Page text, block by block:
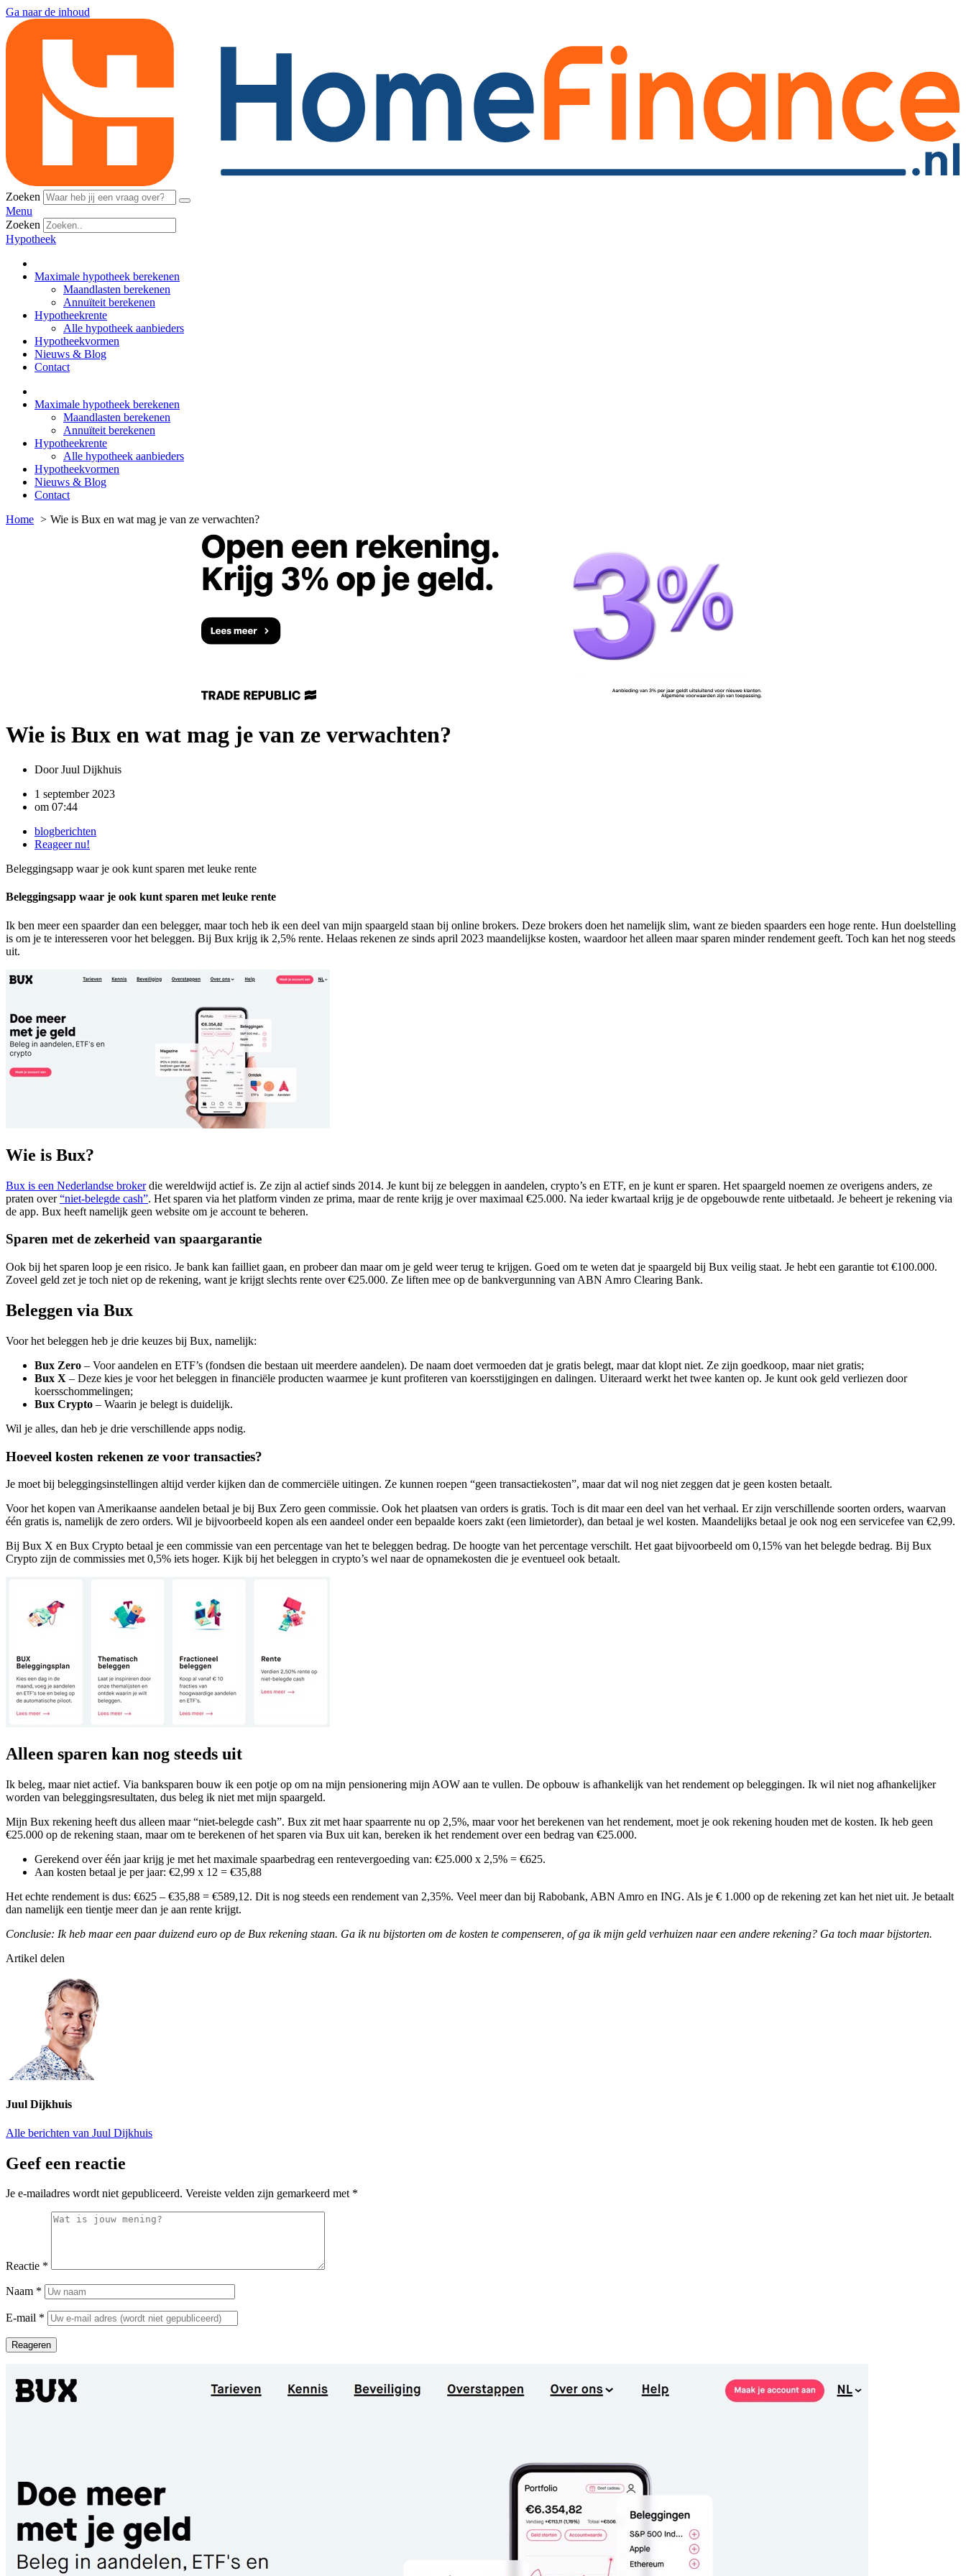
Ga naar de inhoud
Zoeken
Menu
Zoeken
Hypotheek
Maximale hypotheek berekenen
Maandlasten berekenen
Annuïteit berekenen
Hypotheekrente
Alle hypotheek aanbieders
Hypotheekvormen
Nieuws & Blog
Contact
Maximale hypotheek berekenen
Maandlasten berekenen
Annuïteit berekenen
Hypotheekrente
Alle hypotheek aanbieders
Hypotheekvormen
Nieuws & Blog
Contact
Home
Wie is Bux en wat mag je van ze verwachten?
Wie is Bux en wat mag je van ze verwachten?
DoorJuul Dijkhuis
1 september 2023
om 07:44
blogberichten
Reageer nu!
Beleggingsapp waar je ook kunt sparen met leuke rente
Beleggingsapp waar je ook kunt sparen met leuke rente
Ik ben meer een spaarder dan een belegger, maar toch heb ik een deel van mijn spaargeld staan bij online brokers. Deze brokers doen het namelijk slim, want ze bieden spaarders een hoge rente. Hun doelstelling
is om je te interesseren voor het beleggen. Bij Bux krijg ik 2,5% rente. Helaas rekenen ze sinds april 2023 maandelijkse kosten, waardoor het alleen maar sparen minder rendement geeft. Toch kan het nog steeds
uit.
Wie is Bux?
Bux is een Nederlandse brokerdie wereldwijd actief is. Ze zijn al actief sinds 2014. Je kunt bij ze beleggen in aandelen, crypto’s en ETF, en je kunt er sparen. Het spaargeld noemen ze overigens anders, ze
praten over“niet-belegde cash”. Het sparen via het platform vinden ze prima, maar de rente krijg je over maximaal €25.000. Na ieder kwartaal krijg je de opgebouwde rente uitbetaald. Je beheert je rekening via
de app. Bux heeft namelijk geen website om je account te beheren.
Sparen met de zekerheid van spaargarantie
Ook bij het sparen loop je een risico. Je bank kan failliet gaan, en probeer dan maar om je geld weer terug te krijgen. Goed om te weten dat je spaargeld bij Bux veilig staat. Je hebt een garantie tot €100.000.
Zoveel geld zet je toch niet op de rekening, want je krijgt slechts rente over €25.000. Ze liften mee op de bankvergunning van ABN Amro Clearing Bank.
Beleggen via Bux
Voor het beleggen heb je drie keuzes bij Bux, namelijk:
Bux Zero – Voor aandelen en ETF’s (fondsen die bestaan uit meerdere aandelen). De naam doet vermoeden dat je gratis belegt, maar dat klopt niet. Ze zijn goedkoop, maar niet gratis;
Bux X – Deze kies je voor het beleggen in financiële producten waarmee je kunt profiteren van koersstijgingen en dalingen. Uiteraard werkt het twee kanten op. Je kunt ook geld verliezen door
koersschommelingen;
Bux Crypto – Waarin je belegt is duidelijk.
Wil je alles, dan heb je drie verschillende apps nodig.
Hoeveel kosten rekenen ze voor transacties?
Je moet bij beleggingsinstellingen altijd verder kijken dan de commerciële uitingen. Ze kunnen roepen “geen transactiekosten”, maar dat wil nog niet zeggen dat je geen kosten betaalt.
Voor het kopen van Amerikaanse aandelen betaal je bij Bux Zero geen commissie. Ook het plaatsen van orders is gratis. Toch is dit maar een deel van het verhaal. Er zijn verschillende soorten orders, waarvan
één gratis is, namelijk de zero orders. Wil je bijvoorbeeld kopen als een aandeel onder een bepaalde koers zakt (een limietorder), dan betaal je wel kosten. Maandelijks betaal je ook nog een servicefee van €2,99.
Bij Bux X en Bux Crypto betaal je een commissie van een percentage van het te beleggen bedrag. De hoogte van het percentage verschilt. Het gaat bijvoorbeeld om 0,15% van het belegde bedrag. Bij Bux
Crypto zijn de commissies met 0,5% iets hoger. Kijk bij het beleggen in crypto’s wel naar de opnamekosten die je eventueel ook betaalt.
Alleen sparen kan nog steeds uit
Ik beleg, maar niet actief. Via banksparen bouw ik een potje op om na mijn pensionering mijn AOW aan te vullen. De opbouw is afhankelijk van het rendement op beleggingen. Ik wil niet nog afhankelijker
worden van beleggingsresultaten, dus beleg ik niet met mijn spaargeld.
Mijn Bux rekening heeft dus alleen maar “niet-belegde cash”. Bux zit met haar spaarrente nu op 2,5%, maar voor het berekenen van het rendement, moet je ook rekening houden met de kosten. Ik heb geen
€25.000 op de rekening staan, maar om te berekenen of het sparen via Bux uit kan, bereken ik het rendement over een bedrag van €25.000.
Gerekend over één jaar krijg je met het maximale spaarbedrag een rentevergoeding van: €25.000 x 2,5% = €625.
Aan kosten betaal je per jaar: €2,99 x 12 = €35,88
Het echte rendement is dus: €625 – €35,88 = €589,12. Dit is nog steeds een rendement van 2,35%. Veel meer dan bij Rabobank, ABN Amro en ING. Als je € 1.000 op de rekening zet kan het niet uit. Je betaalt
dan namelijk een tientje meer dan je aan rente krijgt.
Conclusie: Ik heb maar een paar duizend euro op de Bux rekening staan. Ga ik nu bijstorten om de kosten te compenseren, of ga ik mijn geld verhuizen naar een andere rekening? Ga toch maar bijstorten.
Artikel delen
Juul Dijkhuis
Alle berichten van Juul Dijkhuis
Geef een reactie
Je e-mailadres wordt niet gepubliceerd. Vereiste velden zijn gemarkeerd met *
Reactie *
Naam *
E-mail *
Reageren